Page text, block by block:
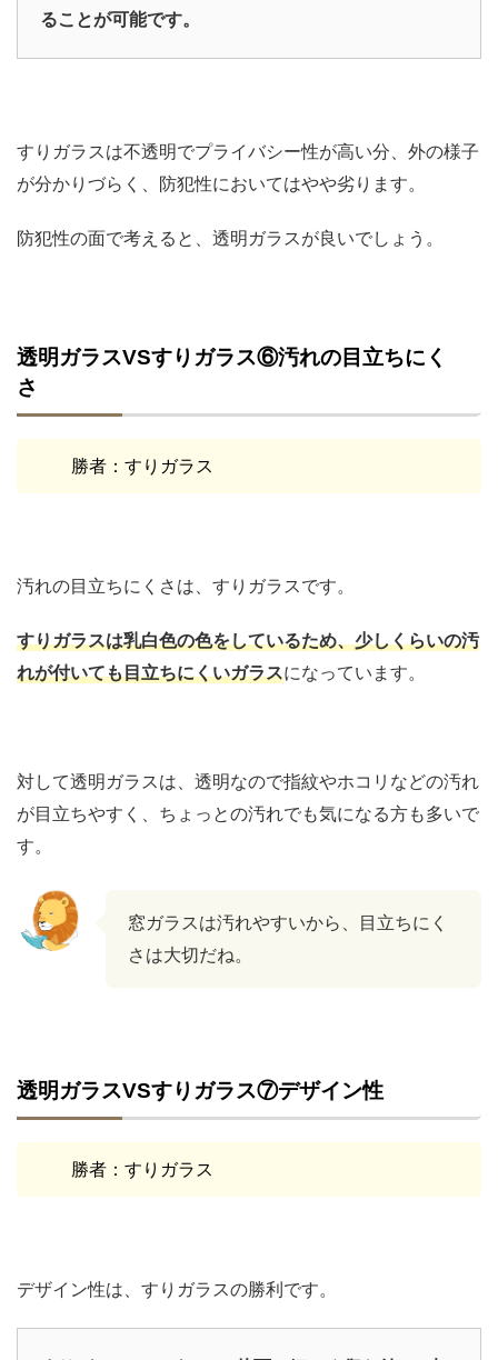
ることが可能です。
すりガラスは不透明でプライバシー性が高い分、外の様子
が分かりづらく、防犯性においてはやや劣ります。
防犯性の面で考えると、透明ガラスが良いでしょう。
透明ガラスVSすりガラス⑥汚れの目立ちにく
さ
勝者：すりガラス
汚れの目立ちにくさは、すりガラスです。
すりガラスは乳白色の色をしているため、少しくらいの汚
れが付いても目立ちにくいガラスになっています。
対して透明ガラスは、透明なので指紋やホコリなどの汚れ
が目立ちやすく、ちょっとの汚れでも気になる方も多いで
す。
窓ガラスは汚れやすいから、目立ちにく
さは大切だね。
透明ガラスVSすりガラス⑦デザイン性
勝者：すりガラス
デザイン性は、すりガラスの勝利です。